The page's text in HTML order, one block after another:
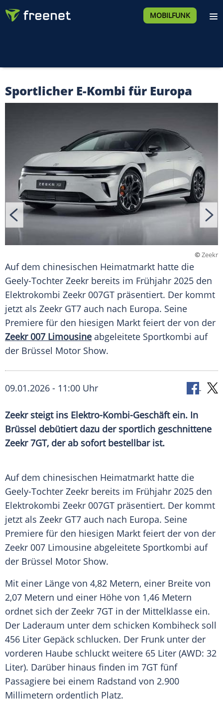
MOBILFUNK
Sportlicher E-Kombi für Europa
©Zeekr
Auf dem chinesischen Heimatmarkt hatte die
Geely-Tochter Zeekr bereits im Frühjahr 2025 den
Elektrokombi Zeekr 007GT präsentiert. Der kommt
jetzt als Zeekr GT7 auch nach Europa. Seine
Premiere für den hiesigen Markt feiert der von der
Zeekr 007 Limousine abgeleitete Sportkombi auf
der Brüssel Motor Show.
09.01.2026 - 11:00 Uhr
Zeekr steigt ins Elektro-Kombi-Geschäft ein. In
Brüssel debütiert dazu der sportlich geschnittene
Zeekr 7GT, der ab sofort bestellbar ist.
Auf dem chinesischen Heimatmarkt hatte die
Geely-Tochter Zeekr bereits im Frühjahr 2025 den
Elektrokombi Zeekr 007GT präsentiert. Der kommt
jetzt als Zeekr GT7 auch nach Europa. Seine
Premiere für den hiesigen Markt feiert der von der
Zeekr 007 Limousine abgeleitete Sportkombi auf
der Brüssel Motor Show.
Mit einer Länge von 4,82 Metern, einer Breite von
2,07 Metern und einer Höhe von 1,46 Metern
ordnet sich der Zeekr 7GT in der Mittelklasse ein.
Der Laderaum unter dem schicken Kombiheck soll
456 Liter Gepäck schlucken. Der Frunk unter der
vorderen Haube schluckt weitere 65 Liter (AWD: 32
Liter). Darüber hinaus finden im 7GT fünf
Passagiere bei einem Radstand von 2.900
Millimetern ordentlich Platz.